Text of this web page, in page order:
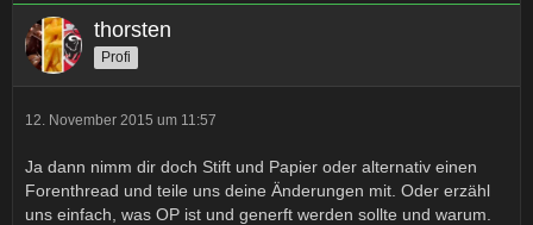
thorsten
Profi
12. November 2015 um 11:57
Ja dann nimm dir doch Stift und Papier oder alternativ einen
Forenthread und teile uns deine Änderungen mit. Oder erzähl
uns einfach, was OP ist und generft werden sollte und warum.